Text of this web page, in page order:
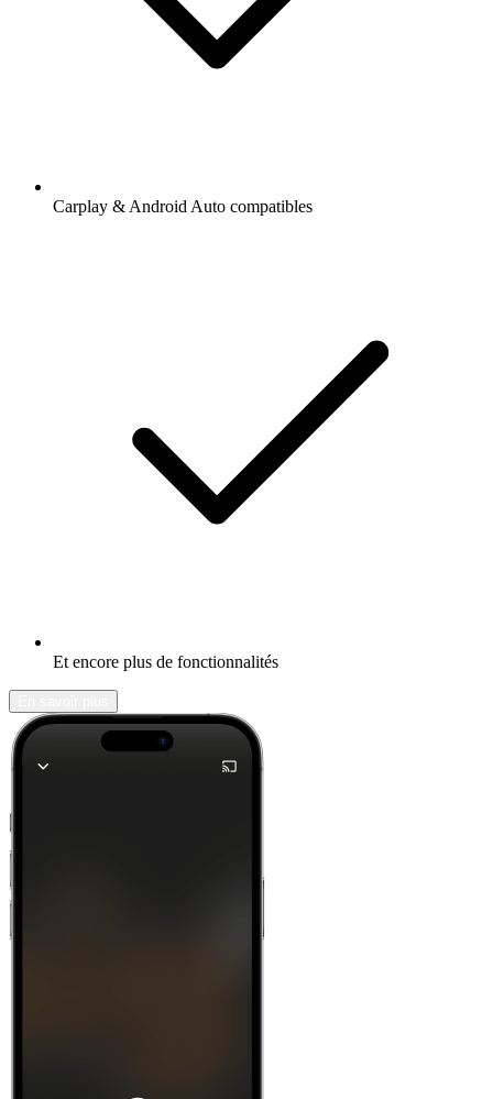
Carplay & Android Auto compatibles
Et encore plus de fonctionnalités